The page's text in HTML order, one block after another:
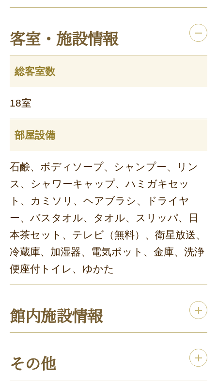
客室・施設情報
総客室数
18室
部屋設備
石鹸、ボディソープ、シャンプー、リン
ス、シャワーキャップ、ハミガキセッ
ト、カミソリ、ヘアブラシ、ドライヤ
ー、バスタオル、タオル、スリッパ、日
本茶セット、テレビ（無料）、衛星放送、
冷蔵庫、加湿器、電気ポット、金庫、洗浄
便座付トイレ、ゆかた
館内施設情報
その他